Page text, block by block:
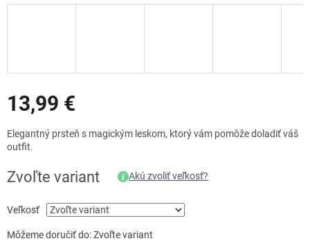
13,99 €
cena:
Elegantný prsteň s magickým leskom, ktorý vám pomôže doladiť váš
outfit.
Zvoľte variant Akú zvoliť veľkosť?
Veľkosť
Môžeme doručiť do:Zvoľte variant